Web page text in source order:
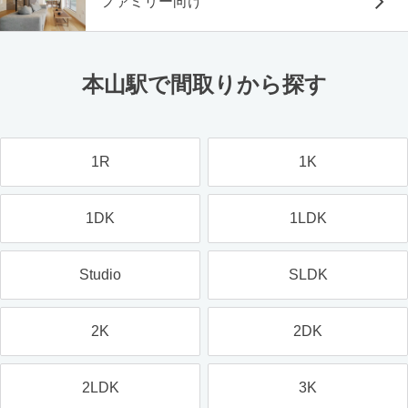
本山駅で間取りから探す
1R 1K
1DK 1LDK
Studio SLDK
2K 2DK
2LDK 3K